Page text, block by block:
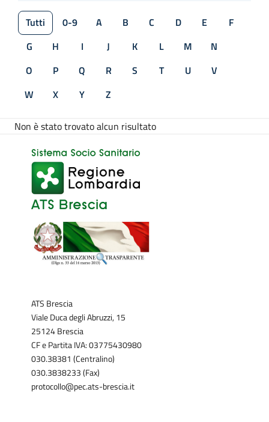
Tutti 0-9 A B C D E
F
G
H I J K L M
N
O
P Q R S T U
V
W
X Y Z
Non è stato trovato alcun risultato
ATS Brescia
Viale Duca degli Abruzzi, 15
25124 Brescia
CF e Partita IVA: 03775430980
030.38381 (Centralino)
030.3838233 (Fax)
protocollo@pec.ats-brescia.it